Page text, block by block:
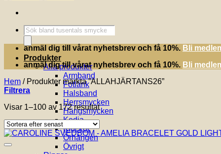
Produktsökning
Produkter
Alla produkter
Armband
Fotlänk
Halsband
Herrsmycken
Hängsmycken
Kedja
Klockor
Örhängen
Övrigt
anmäl dig till vårat nyhetsbrev och få 10%. Bli
anmäl dig till vårat nyhetsbrev och få 10%. Bli
Hem /Produkter märkta ”ALLAHJÄRTANS26”
Filtrera
Visar 1–100 av 172 resultatSortera
efter